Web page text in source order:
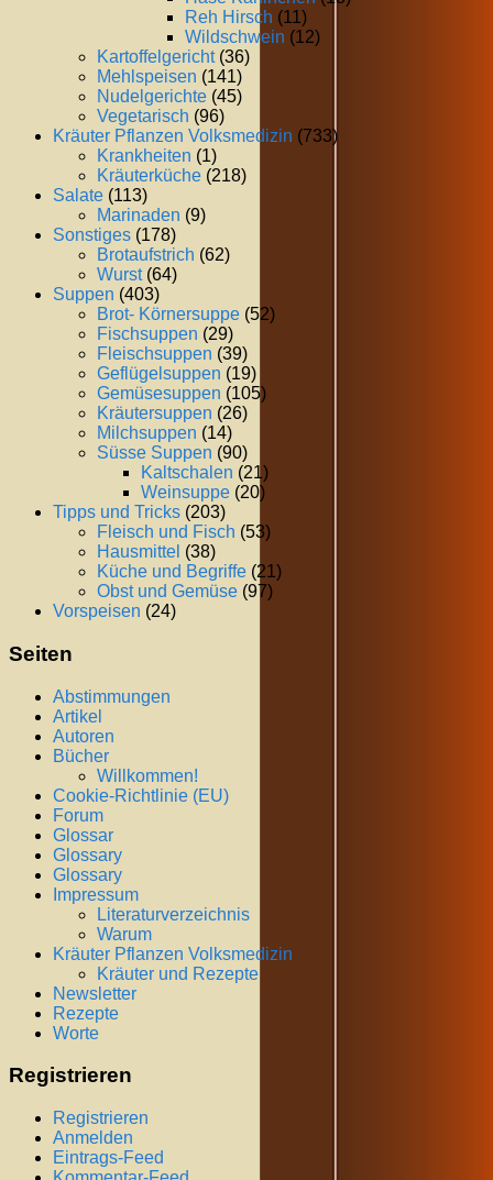
Reh Hirsch (11)
Wildschwein (12)
Kartoffelgericht(36)
Mehlspeisen (141)
Nudelgerichte (45)
Vegetarisch (96)
Kräuter Pflanzen Volksmedizin (733)
Krankheiten (1)
Kräuterküche (218)
Salate (113)
Marinaden (9)
Sonstiges (178)
Brotaufstrich (62)
Wurst(64)
Suppen (403)
Brot- Körnersuppe (52)
Fischsuppen (29)
Fleischsuppen (39)
Geflügelsuppen (19)
Gemüsesuppen (105)
Kräutersuppen (26)
Milchsuppen (14)
Süsse Suppen (90)
Kaltschalen (21)
Weinsuppe (20)
Tipps und Tricks (203)
Fleisch und Fisch (53)
Hausmittel (38)
Küche und Begriffe (21)
Obst und Gemüse (97)
Vorspeisen (24)
Seiten
Abstimmungen
Artikel
Autoren
Bücher
Willkommen!
Cookie-Richtlinie (EU)
Forum
Glossar
Glossary
Glossary
Impressum
Literaturverzeichnis
Warum
Kräuter Pflanzen Volksmedizin
Kräuter und Rezepte
Newsletter
Rezepte
Worte
Registrieren
Registrieren
Anmelden
Eintrags-Feed